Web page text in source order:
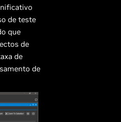
de teste
que
de
de
de